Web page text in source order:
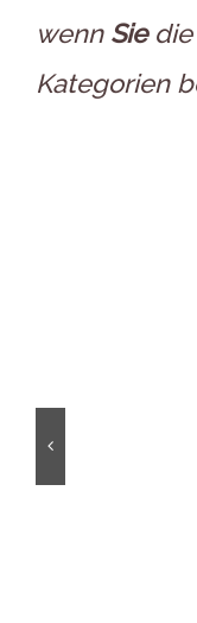
wenn Siedie
Kategorien